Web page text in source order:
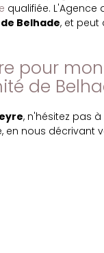
qualifiée. L'Agence
Belhade, et peut
pour
de
, n'hésitez pas
en nous décrivant